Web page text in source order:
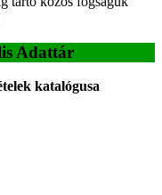
Adattár
katalógusa